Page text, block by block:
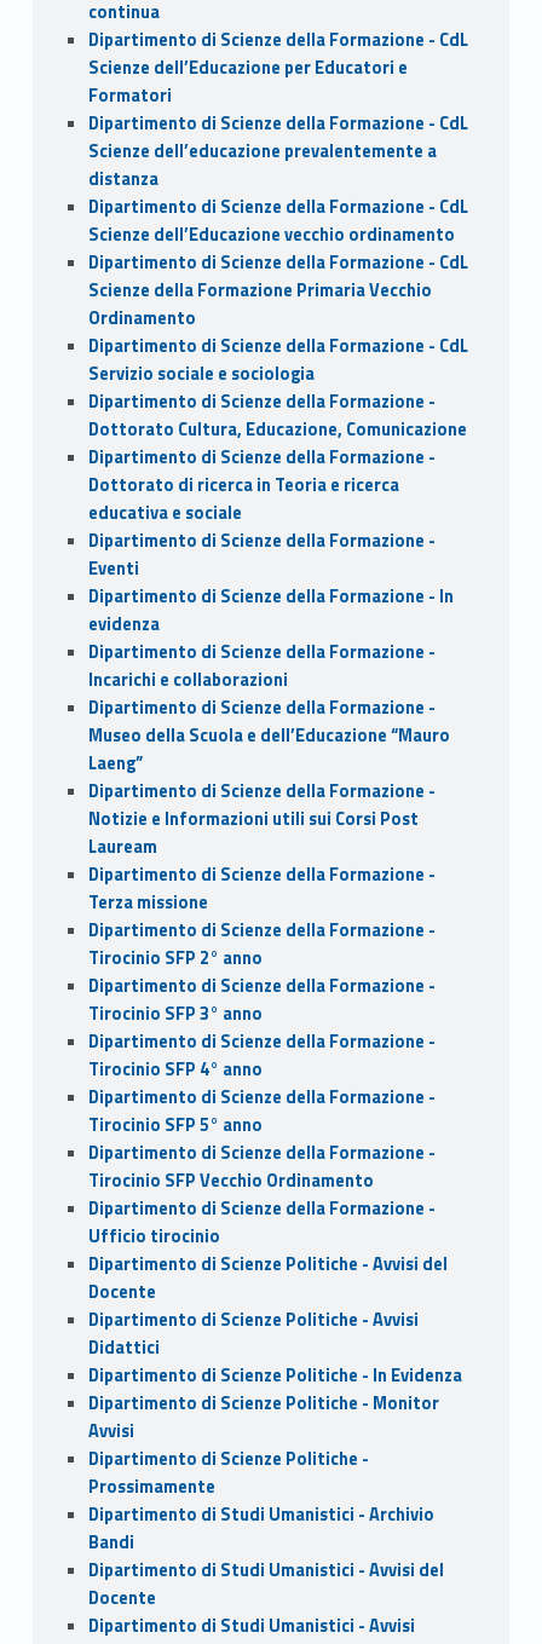
continua
Dipartimento di Scienze della Formazione - CdL
Scienze dell’Educazione per Educatori e
Formatori
Dipartimento di Scienze della Formazione - CdL
Scienze dell’educazione prevalentemente a
distanza
Dipartimento di Scienze della Formazione - CdL
Scienze dell’Educazione vecchio ordinamento
Dipartimento di Scienze della Formazione - CdL
Scienze della Formazione Primaria Vecchio
Ordinamento
Dipartimento di Scienze della Formazione - CdL
Servizio sociale e sociologia
Dipartimento di Scienze della Formazione -
Dottorato Cultura, Educazione, Comunicazione
Dipartimento di Scienze della Formazione -
Dottorato di ricerca in Teoria e ricerca
educativa e sociale
Dipartimento di Scienze della Formazione -
Eventi
Dipartimento di Scienze della Formazione - In
evidenza
Dipartimento di Scienze della Formazione -
Incarichi e collaborazioni
Dipartimento di Scienze della Formazione -
Museo della Scuola e dell’Educazione “Mauro
Laeng”
Dipartimento di Scienze della Formazione -
Notizie e Informazioni utili sui Corsi Post
Lauream
Dipartimento di Scienze della Formazione -
Terza missione
Dipartimento di Scienze della Formazione -
Tirocinio SFP 2° anno
Dipartimento di Scienze della Formazione -
Tirocinio SFP 3° anno
Dipartimento di Scienze della Formazione -
Tirocinio SFP 4° anno
Dipartimento di Scienze della Formazione -
Tirocinio SFP 5° anno
Dipartimento di Scienze della Formazione -
Tirocinio SFP Vecchio Ordinamento
Dipartimento di Scienze della Formazione -
Ufficio tirocinio
Dipartimento di Scienze Politiche - Avvisi del
Docente
Dipartimento di Scienze Politiche - Avvisi
Didattici
Dipartimento di Scienze Politiche - In Evidenza
Dipartimento di Scienze Politiche - Monitor
Avvisi
Dipartimento di Scienze Politiche -
Prossimamente
Dipartimento di Studi Umanistici - Archivio
Bandi
Dipartimento di Studi Umanistici - Avvisi del
Docente
Dipartimento di Studi Umanistici - Avvisi